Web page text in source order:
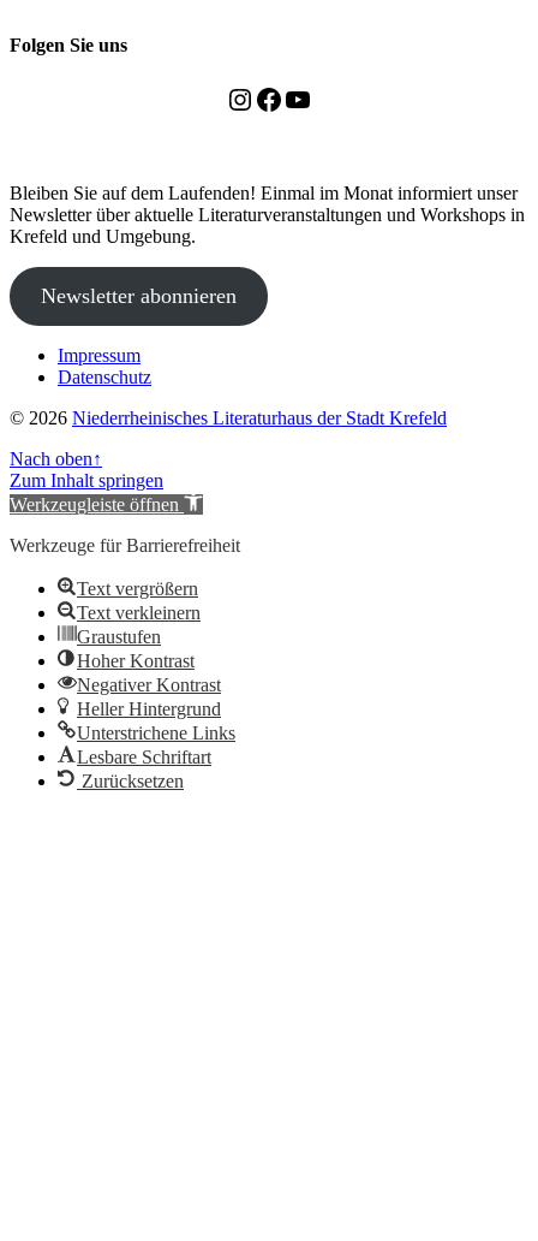
Folgen Sie uns
Instagram
Facebook
YouTube
Bleiben Sie auf dem Laufenden! Einmal im Monat informiert unser
Newsletter über aktuelle Literaturveranstaltungen und Workshops in
Krefeld und Umgebung.
Newsletter abonnieren
Impressum
Datenschutz
© 2026 Niederrheinisches Literaturhaus der Stadt Krefeld
Nach oben↑
Zum Inhalt springen
Werkzeugleiste öffnen
Werkzeuge für Barrierefreiheit
Text vergrößern
Text verkleinern
Graustufen
Hoher Kontrast
Negativer Kontrast
Heller Hintergrund
Unterstrichene Links
Lesbare Schriftart
Zurücksetzen